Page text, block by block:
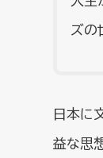
ズの
日本に
益な思